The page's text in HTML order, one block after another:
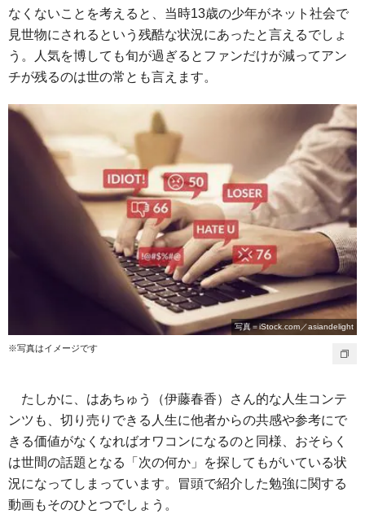
なくないことを考えると、当時13歳の少年がネット社会で
見世物にされるという残酷な状況にあったと言えるでしょ
う。人気を博しても旬が過ぎるとファンだけが減ってアン
チが残るのは世の常とも言えます。
写真＝iStock.com／asiandelight
※写真はイメージです
たしかに、はあちゅう（伊藤春香）さん的な人生コンテ
ンツも、切り売りできる人生に他者からの共感や参考にで
きる価値がなくなればオワコンになるのと同様、おそらく
は世間の話題となる「次の何か」を探してもがいている状
況になってしまっています。冒頭で紹介した勉強に関する
動画もそのひとつでしょう。